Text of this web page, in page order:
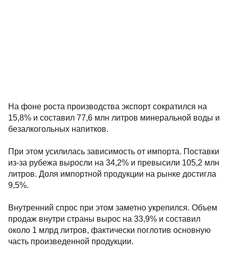
На фоне роста производства экспорт сократился на
15,8% и составил 77,6 млн литров минеральной воды и
безалкогольных напитков.
При этом усилилась зависимость от импорта. Поставки
из-за рубежа выросли на 34,2% и превысили 105,2 млн
литров. Доля импортной продукции на рынке достигла
9,5%.
Внутренний спрос при этом заметно укрепился. Объем
продаж внутри страны вырос на 33,9% и составил
около 1 млрд литров, фактически поглотив основную
часть произведенной продукции.